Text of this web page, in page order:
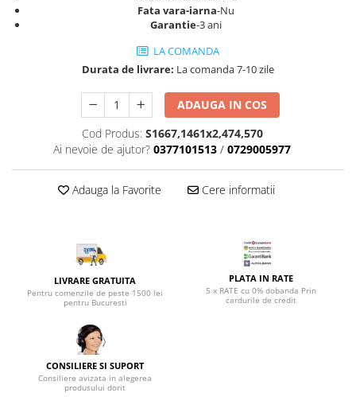
Top saltele memory 5 cm
Saltele cu spuma
Mese bucatarie
Scaune pentru bucatarie
Mobila bucatarie
Seturi mese si scaune bucatarie
Suporturi si rafturi pantofi
Pantofare
Stender haine
Suport pentru umerase
Mobilier gradinita
Mese gradinita
Scaune gradinita
Set mese si scaune gradinita
Fata vara-iarna-Nu
Garantie-3 ani
LA COMANDA
Durata de livrare: La comanda 7-10 zile
ADAUGA IN COS
Cod Produs: S1667,1461x2,474,570
Ai nevoie de ajutor? 0377101513 / 0729005977
Adauga la Favorite Cere informatii
LIVRARE GRATUITA
Pentru comenzile de peste 1500 lei
pentru Bucuresti
PLATA IN RATE
5 x RATE cu 0% dobanda Prin
cardurile de credit
CONSILIERE SI SUPORT
Consiliere avizata in alegerea
produsului dorit